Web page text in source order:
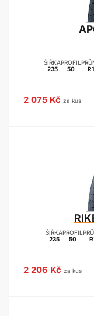
ŠÍŘKA
235
PROFIL
50
2 075 Kč za kus
ŠÍŘKA
235
PROFIL
50
2 206 Kč za kus